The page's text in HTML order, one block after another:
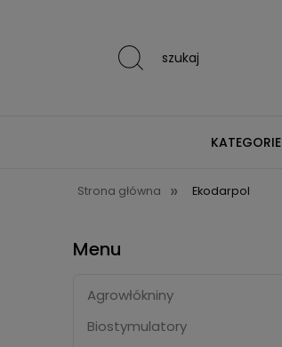
szukaj
KATEGORIE
Strona główna » Ekodarpol
Menu
Agrowłókniny
Biostymulatory